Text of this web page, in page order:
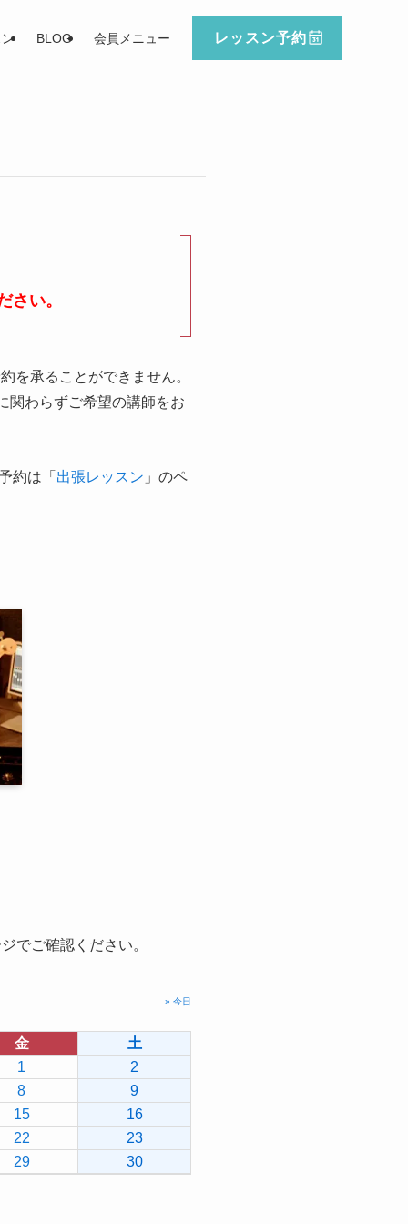
BLOG 会員メニュー レッスン予約
さい。
を承ることができません。
関わらずご希望の講師をお
約は「 出張レッスン 」のペ
ジでご確認ください。
» 今日
金
土
1
2
8
9
15
16
22
23
29 30